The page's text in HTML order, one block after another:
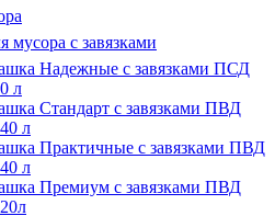
с завязками
Надежные с завязками ПСД
л
Стандарт с завязками ПВД
л
Практичные с завязками ПВД
л
Премиум с завязками ПВД